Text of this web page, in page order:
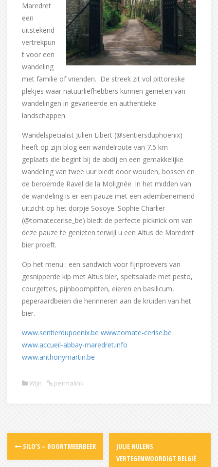
Maredret
een
uitstekend
vertrekpun
t voor een
wandeling
met familie of vrienden. De streek zit vol pittoreske
plekjes waar natuurliefhebbers kunnen genieten van
wandelingen in gevarieerde en authentieke
landschappen.
Wandelspecialist Julien Libert (@sentiersduphoenix)
heeft op zijn blog een wandelroute van 7.5 km
geplaats die begint bij de abdij en een gemakkelijke
wandeling van twee uur biedt door wouden, bossen en
de beroemde Ravel de la Molignée. In het midden van
de wandeling is er een pauze met een adembenemend
uitzicht op het dorpje Sosoye. Sophie Charlier
(@tomatecerise_be) biedt de perfecte picknick om van
deze pauze te genieten terwijl u een Altus de Maredret
bier proeft.
Op het menu : een sandwich voor fijnproevers van
gesnipperde kip met Altus bier, speltsalade met pesto,
courgettes, pijnboompitten, eieren en basilicum,
peperaardbeien die herinneren aan de kruiden van het
bier.
www.sentierdupoenix.be www.tomate-cerise.be
www.accueil-abbay-maredret.info
www.anthonymartin.be
Wijn permalink
Post
navigation
SILO’S – BOORTMEERBEEK
JULIE NULENS
VERTEGENWOORDIGT BELGIË